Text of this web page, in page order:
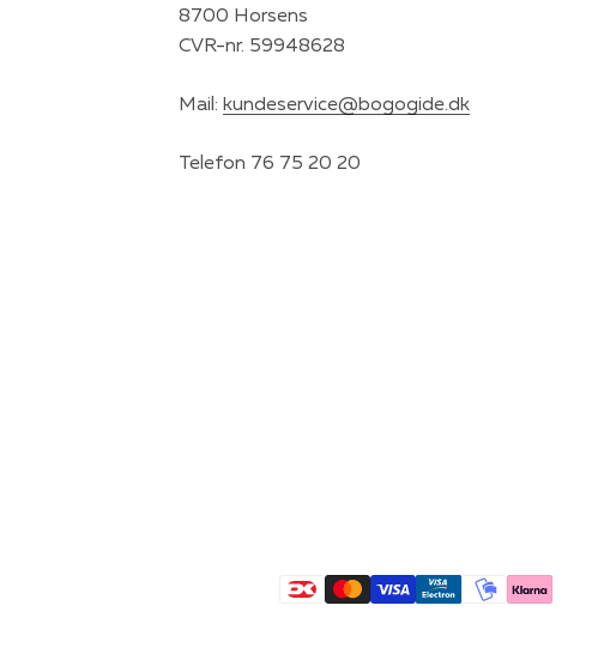
8700 Horsens
CVR-nr. 59948628
Mail: kundeservice@bogogide.dk
Telefon 76 75 20 20